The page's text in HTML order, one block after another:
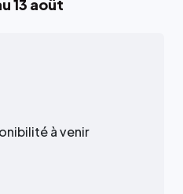
13 août
à venir